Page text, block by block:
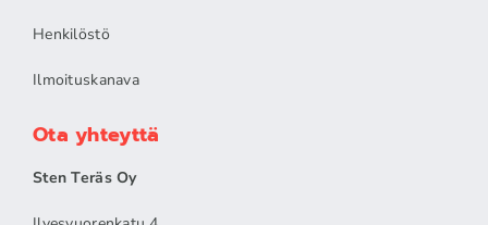
Henkilöstö
Ilmoituskanava
Ota yhteyttä
Sten Teräs Oy